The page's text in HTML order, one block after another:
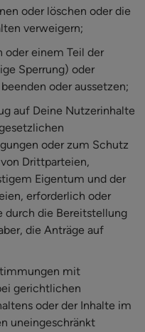
oder löschen oder die
verweigern;
oder einem Teil der
Sperrung) oder
oder aussetzen;
auf Deine Nutzerinhalte
oder zum Schutz
Drittparteien,
Eigentum und der
erforderlich oder
durch die Bereitstellung
die Anträge auf
mit
gerichtlichen
oder der Inhalte im
uneingeschränkt